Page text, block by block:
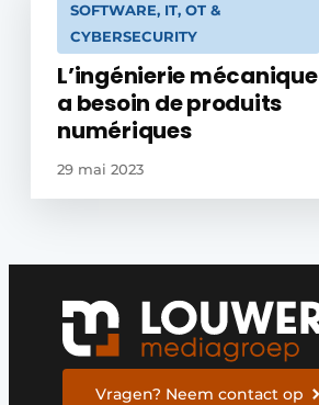
SOFTWARE, IT, OT &
CYBERSECURITY
L’ingénierie mécanique
a besoin de produits
numériques
29 mai 2023
Vragen? Neem contact op